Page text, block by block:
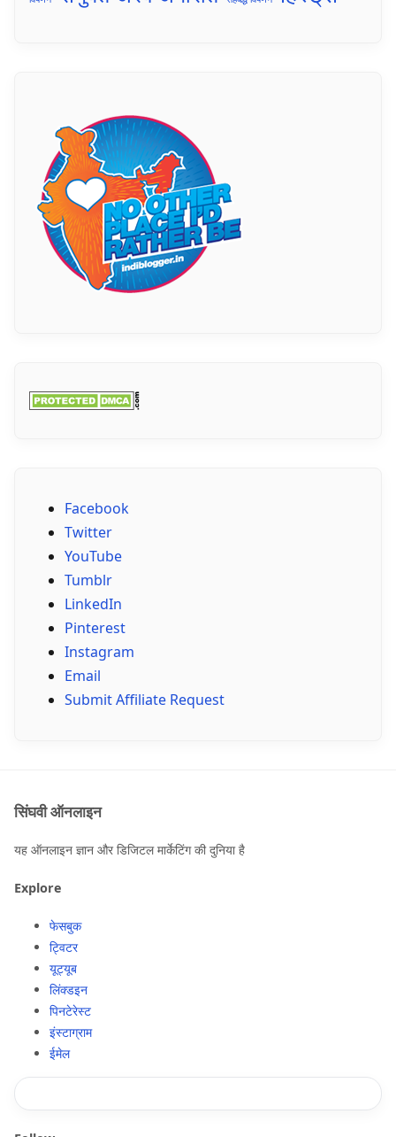
Facebook
Twitter
YouTube
Tumblr
LinkedIn
Pinterest
Instagram
Email
Submit Affiliate Request
सिंघवी ऑनलाइन
यह ऑनलाइन ज्ञान और डिजिटल मार्केटिंग की दुनिया है
Explore
फेसबुक
ट्विटर
यूट्यूब
लिंक्डइन
पिनटेरेस्ट
इंस्टाग्राम
ईमेल